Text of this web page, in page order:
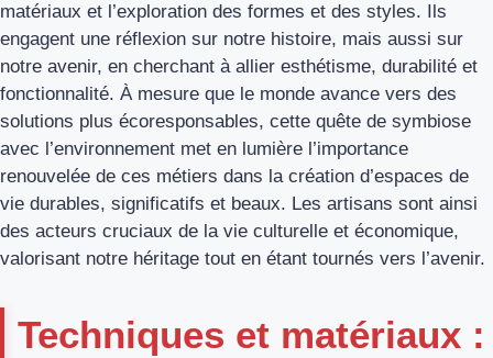
matériaux et l’exploration des formes et des styles. Ils
engagent une réflexion sur notre histoire, mais aussi sur
notre avenir, en cherchant à allier esthétisme, durabilité et
fonctionnalité. À mesure que le monde avance vers des
solutions plus écoresponsables, cette quête de symbiose
avec l’environnement met en lumière l’importance
renouvelée de ces métiers dans la création d’espaces de
vie durables, significatifs et beaux. Les artisans sont ainsi
des acteurs cruciaux de la vie culturelle et économique,
valorisant notre héritage tout en étant tournés vers l’avenir.
Techniques et matériaux :